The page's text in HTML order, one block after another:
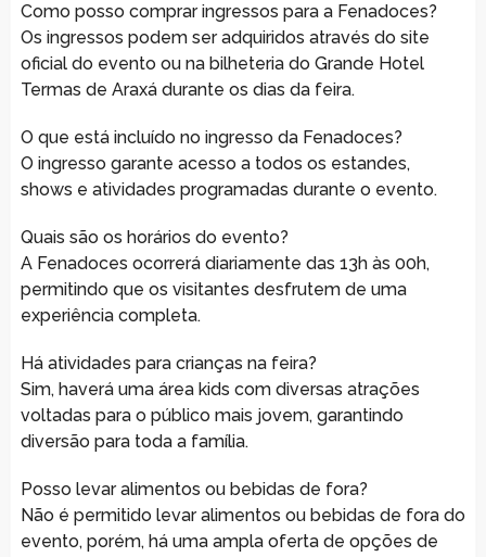
Como posso comprar ingressos para a Fenadoces?
Os ingressos podem ser adquiridos através do site
oficial do evento ou na bilheteria do Grande Hotel
Termas de Araxá durante os dias da feira.
O que está incluído no ingresso da Fenadoces?
O ingresso garante acesso a todos os estandes,
shows e atividades programadas durante o evento.
Quais são os horários do evento?
A Fenadoces ocorrerá diariamente das 13h às 00h,
permitindo que os visitantes desfrutem de uma
experiência completa.
Há atividades para crianças na feira?
Sim, haverá uma área kids com diversas atrações
voltadas para o público mais jovem, garantindo
diversão para toda a família.
Posso levar alimentos ou bebidas de fora?
Não é permitido levar alimentos ou bebidas de fora do
evento, porém, há uma ampla oferta de opções de